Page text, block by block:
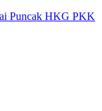
Puncak HKG PKK